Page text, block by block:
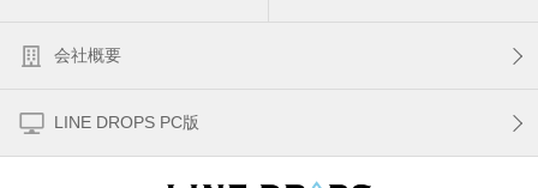
会社概要
LINE DROPS PC版